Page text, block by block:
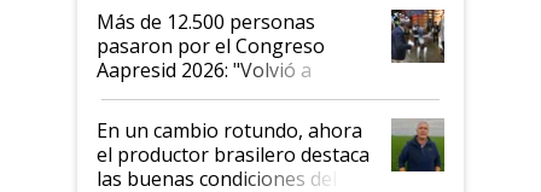
Más de 12.500 personas
pasaron por el Congreso
Aapresid 2026: "Volvió a
demostrar que hablar del
suelo es hablar de todo el
sistema productivo"
En un cambio rotundo, ahora
el productor brasilero destaca
las buenas condiciones del